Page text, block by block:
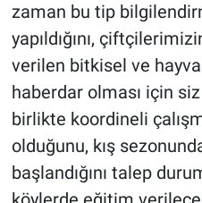
zaman bu tip
yapıldığını,
verilen bitkisel ve
haberdar olması için
birlikte koordineli
olduğunu, kış
başlandığını talep